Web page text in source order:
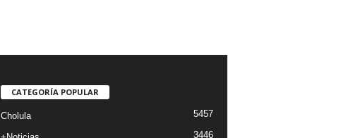
CATEGORÍA POPULAR
Cholula 5457
3446